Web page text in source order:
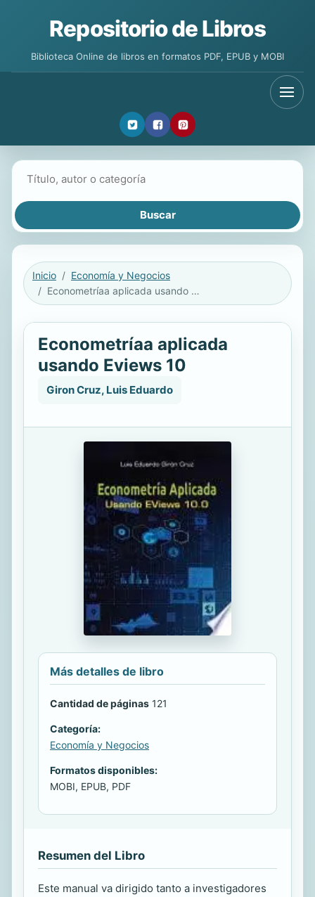
Repositorio de Libros
Biblioteca Online de libros en formatos PDF, EPUB y MOBI
Inicio
Economía y Negocios
Econometríaa aplicada usando Eviews 10
Econometríaa aplicada
usando Eviews 10
Giron Cruz, Luis Eduardo
Más detalles de libro
Cantidad de páginas 121
Categoría:
Economía y Negocios
Formatos disponibles:
MOBI, EPUB, PDF
Resumen del Libro
Este manual va dirigido tanto a investigadores